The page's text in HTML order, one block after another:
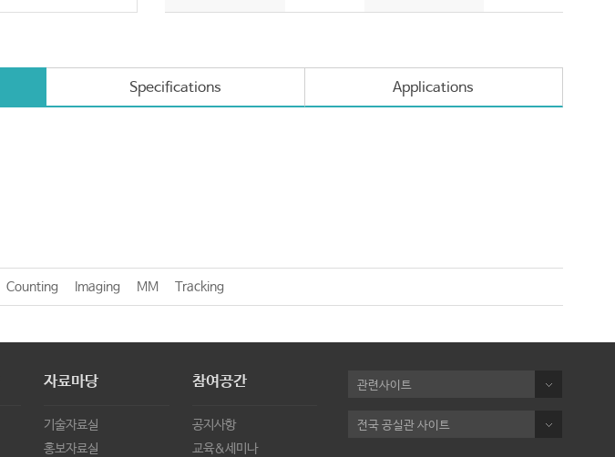
Specifications Applications
Counting Imaging MM Tracking
자료마당
기술자료실
홍보자료실
참여공간
공지사항
교육&세미나
관련사이트
전국 공실관 사이트